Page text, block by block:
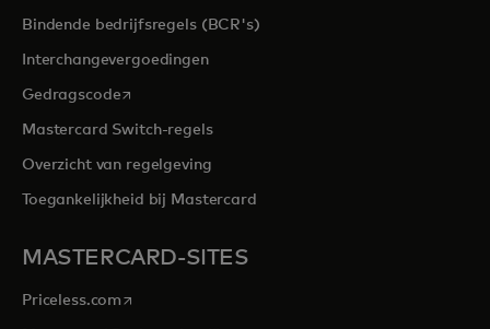
Bindende bedrijfsregels (BCR's)
Interchangevergoedingen
Gedragscodeopens in a new tab
Mastercard Switch-regels
Overzicht van regelgeving
Toegankelijkheid bij Mastercard
MASTERCARD-SITES
Priceless.com opens in a new tab